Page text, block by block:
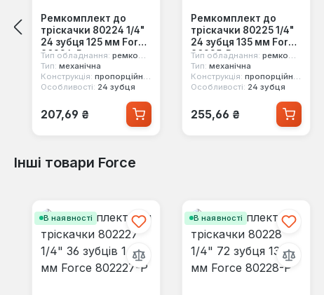
Ремкомплект до
тріскачки 80224 1/4"
24 зубця 125 мм Force
80224-P
Тип обладнання: ремкомплект
Тип: механічна
Конструкція: пропорційний механізм
Особливості: 24 зубця
Звичайна ціна:
207,69 ₴
Ремкомплект до
тріскачки 80225 1/4"
24 зубця 135 мм Force
80225-P
Тип обладнання: ремкомплект
Тип: механічна
Конструкція: пропорційний механізм
Особливості: 24 зубця
Звичайна ціна:
255,66 ₴
Інші товари Force
В наявності В наявності